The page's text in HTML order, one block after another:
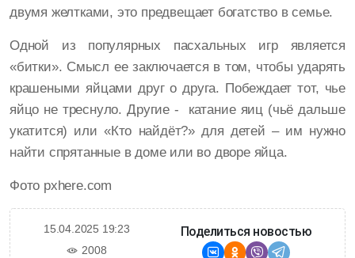
двумя желтками, это предвещает богатство в семье.
Одной из популярных пасхальных игр является
«битки». Смысл ее заключается в том, чтобы ударять
крашеными яйцами друг о друга. Побеждает тот, чье
яйцо не треснуло. Другие - катание яиц (чьё дальше
укатится) или «Кто найдёт?» для детей – им нужно
найти спрятанные в доме или во дворе яйца.
Фото pxhere.com
15.04.2025 19:23
2008
Поделиться новостью